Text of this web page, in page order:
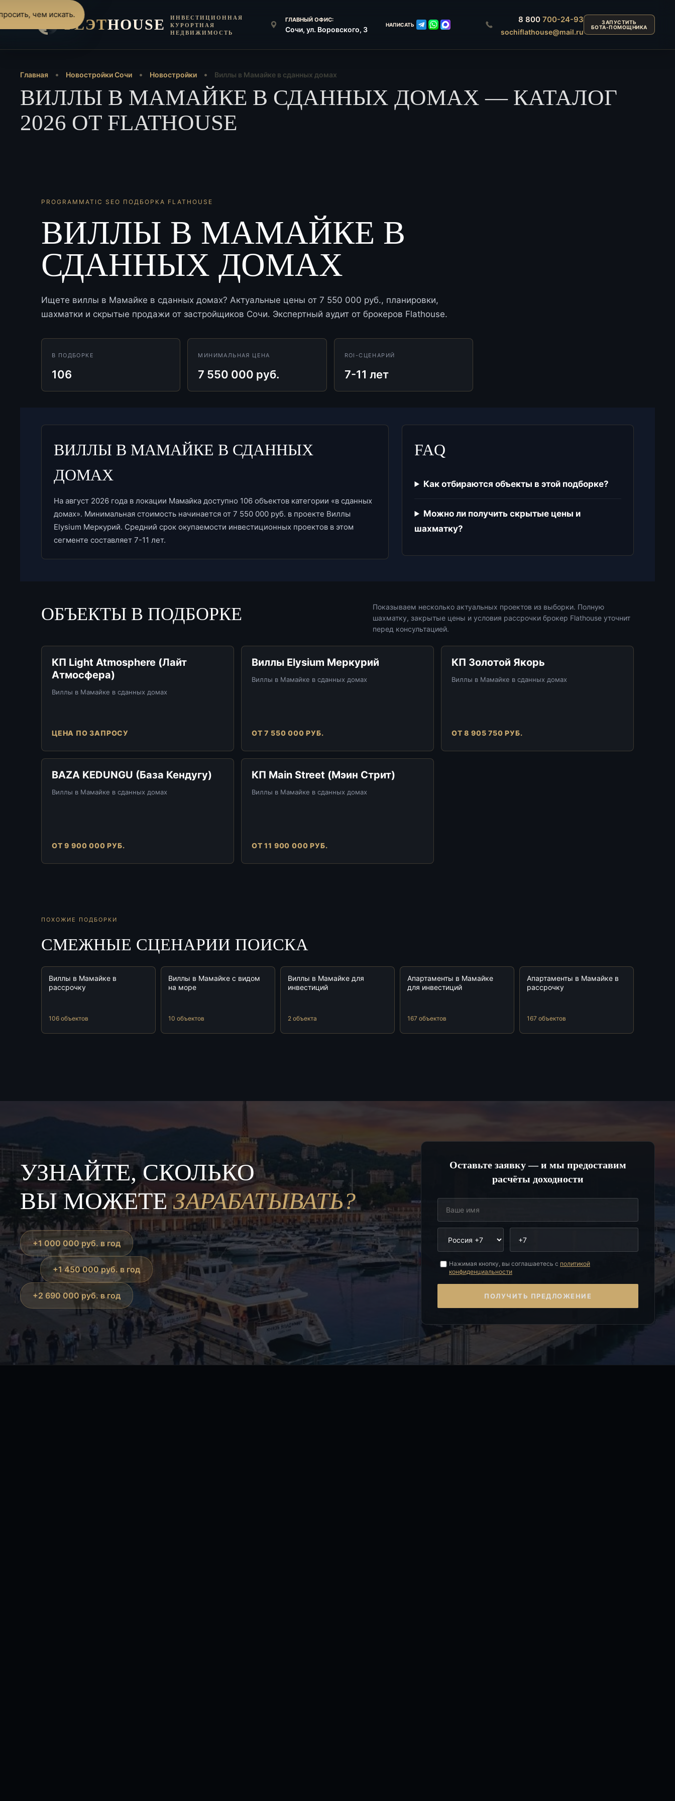
FLЭTHOUSE
ИНВЕСТИЦИОННАЯ
КУРОРТНАЯ
НЕДВИЖИМОСТЬ
ГЛАВНЫЙ ОФИС:
Сочи, ул. Воровского, 3
НАПИСАТЬ
8 800700-24-93
sochiflathouse@mail.ru
ЗАПУСТИТЬ
БОТА-ПОМОЩНИКА
Главная Новостройки Сочи Новостройки Виллы в Мамайке в сданных домах
ВИЛЛЫ В МАМАЙКЕ В СДАННЫХ ДОМАХ — КАТАЛОГ
2026 ОТ FLATHOUSE
PROGRAMMATIC SEO ПОДБОРКА FLATHOUSE
ВИЛЛЫ В МАМАЙКЕ В
СДАННЫХ ДОМАХ
Ищете виллы в Мамайке в сданных домах? Актуальные цены от 7 550 000 руб., планировки,
шахматки и скрытые продажи от застройщиков Сочи. Экспертный аудит от брокеров Flathouse.
В ПОДБОРКЕ
106
МИНИМАЛЬНАЯ ЦЕНА
7 550 000 руб.
ROI-СЦЕНАРИЙ
7-11 лет
ВИЛЛЫ В МАМАЙКЕ В СДАННЫХ
ДОМАХ
На август 2026 года в локации Мамайка доступно 106 объектов категории «в сданных
домах». Минимальная стоимость начинается от 7 550 000 руб. в проекте Виллы
Elysium Меркурий. Средний срок окупаемости инвестиционных проектов в этом
сегменте составляет 7-11 лет.
FAQ
Как отбираются объекты в этой подборке?
Можно ли получить скрытые цены и
шахматку?
ОБЪЕКТЫ В ПОДБОРКЕ
Показываем несколько актуальных проектов из выборки. Полную
шахматку, закрытые цены и условия рассрочки брокер Flathouse уточнит
перед консультацией.
КП Light Atmosphere (Лайт
Атмосфера)
Виллы в Мамайке в сданных домах
ЦЕНА ПО ЗАПРОСУ
Виллы Elysium Меркурий
Виллы в Мамайке в сданных домах
ОТ 7 550 000 РУБ.
КП Золотой Якорь
Виллы в Мамайке в сданных домах
ОТ 8 905 750 РУБ.
BAZA KEDUNGU (База Кендугу)
Виллы в Мамайке в сданных домах
ОТ 9 900 000 РУБ.
КП Main Street (Мэин Стрит)
Виллы в Мамайке в сданных домах
ОТ 11 900 000 РУБ.
ПОХОЖИЕ ПОДБОРКИ
СМЕЖНЫЕ СЦЕНАРИИ ПОИСКА
Виллы в Мамайке в
рассрочку
106 объектов
Виллы в Мамайке с видом
на море
10 объектов
Виллы в Мамайке для
инвестиций
2 объекта
Апартаменты в Мамайке
для инвестиций
167 объектов
Апартаменты в Мамайке в
рассрочку
167 объектов
УЗНАЙТЕ, СКОЛЬКО
ВЫ МОЖЕТЕЗАРАБАТЫВАТЬ?
+1 000 000 руб. в год
+1 450 000 руб. в год
+2 690 000 руб. в год
Оставьте заявку — и мы предоставим
расчёты доходности
Нажимая кнопку, вы соглашаетесь с политикой
конфиденциальности
ПОЛУЧИТЬ ПРЕДЛОЖЕНИЕ
чем искать.